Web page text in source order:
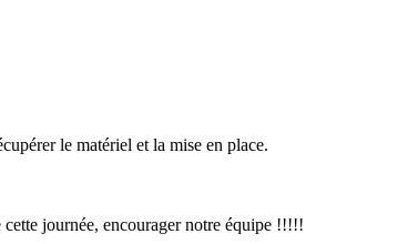
le matériel et la mise en place.
journée, encourager notre équipe !!!!!